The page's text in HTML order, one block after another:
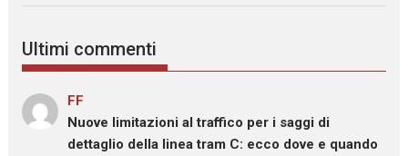
Ultimi commenti
FF
Nuove limitazioni al traffico per i saggi di
dettaglio della linea tram C: ecco dove e quando